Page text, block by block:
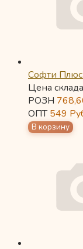
Софти
Цена
РОЗН
ОПТ549